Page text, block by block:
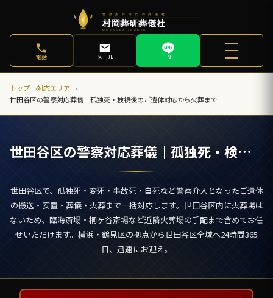
電話 メール LINE
トップ
対応エリア
世田谷区の警察対応葬儀｜孤独死・検視後のご遺体対応から火葬まで
世田谷区の警察対応葬儀｜孤独死・検視後のご遺体対応から火葬まで
世田谷区で、孤独死・変死・事故死・自死など警察介入となったご遺体
の搬送・安置・葬儀・火葬まで一括対応します。世田谷区内に火葬場は
ないため、臨海斎場・桐ヶ谷斎場など近隣火葬場の手配まで含めてお任
せいただけます。横浜・鶴見区の拠点から世田谷区全域へ24時間365
日、迅速にお迎え。